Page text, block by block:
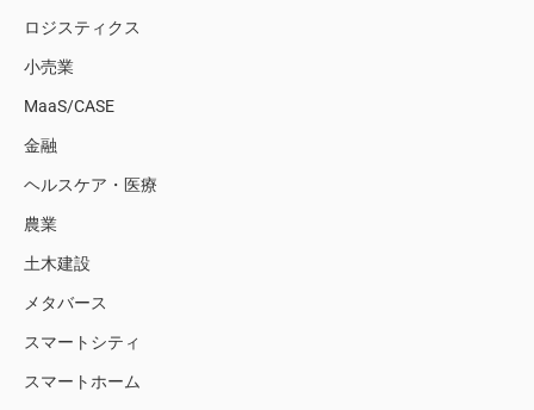
ロジスティクス
小売業
MaaS/CASE
金融
ヘルスケア・医療
農業
土木建設
メタバース
スマートシティ
スマートホーム